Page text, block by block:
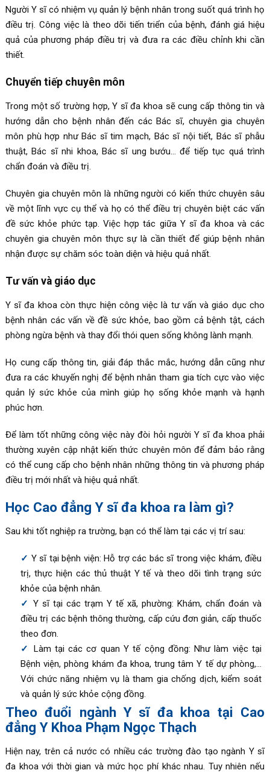
Người Y sĩ có nhiệm vụ quản lý bệnh nhân trong suốt quá trình họ
điều trị. Công việc là theo dõi tiến triển của bệnh, đánh giá hiệu
quả của phương pháp điều trị và đưa ra các điều chỉnh khi cần
thiết.
Chuyển tiếp chuyên môn
Trong một số trường hợp, Y sĩ đa khoa sẽ cung cấp thông tin và
hướng dẫn cho bệnh nhân đến các Bác sĩ, chuyên gia chuyên
môn phù hợp như Bác sĩ tim mạch, Bác sĩ nội tiết, Bác sĩ phẫu
thuật, Bác sĩ nhi khoa, Bác sĩ ung bướu… để tiếp tục quá trình
chẩn đoán và điều trị.
Chuyên gia chuyên môn là những người có kiến thức chuyên sâu
về một lĩnh vực cụ thể và họ có thể điều trị chuyên biệt các vấn
đề sức khỏe phức tạp. Việc hợp tác giữa Y sĩ đa khoa và các
chuyên gia chuyên môn thực sự là cần thiết để giúp bệnh nhân
nhận được sự chăm sóc toàn diện và hiệu quả nhất.
Tư vấn và giáo dục
Y sĩ đa khoa còn thực hiện công việc là tư vấn và giáo dục cho
bệnh nhân các vấn về đề sức khỏe, bao gồm cả bệnh tật, cách
phòng ngừa bệnh và thay đổi thói quen sống không lành mạnh.
Họ cung cấp thông tin, giải đáp thắc mắc, hướng dẫn cũng như
đưa ra các khuyến nghị để bệnh nhân tham gia tích cực vào việc
quản lý sức khỏe của mình giúp họ sống khỏe mạnh và hạnh
phúc hơn.
Để làm tốt những công việc này đòi hỏi người Y sĩ đa khoa phải
thường xuyên cập nhật kiến thức chuyên môn để đảm bảo rằng
có thể cung cấp cho bệnh nhân những thông tin và phương pháp
điều trị mới nhất và hiệu quả nhất.
Học Cao đẳng Y sĩ đa khoa ra làm gì?
Sau khi tốt nghiệp ra trường, bạn có thể làm tại các vị trí sau:
Y sĩ tại bệnh viện: Hỗ trợ các bác sĩ trong việc khám, điều
trị, thực hiện các thủ thuật Y tế và theo dõi tình trạng sức
khỏe của bệnh nhân.
Y sĩ tại các trạm Y tế xã, phường: Khám, chẩn đoán và
điều trị các bệnh thông thường, cấp cứu đơn giản, cấp thuốc
theo đơn.
Làm tại các cơ quan Y tế cộng đồng: Như làm việc tại
Bệnh viện, phòng khám đa khoa, trung tâm Y tế dự phòng,…
Với chức năng nhiệm vụ là tham gia chống dịch, kiểm soát
và quản lý sức khỏe cộng đồng.
Theo đuổi ngành Y sĩ đa khoa tại Cao
đẳng Y Khoa Phạm Ngọc Thạch
Hiện nay, trên cả nước có nhiều các trường đào tạo ngành Y sĩ
đa khoa với thời gian và mức học phí khác nhau. Tuy nhiên nếu